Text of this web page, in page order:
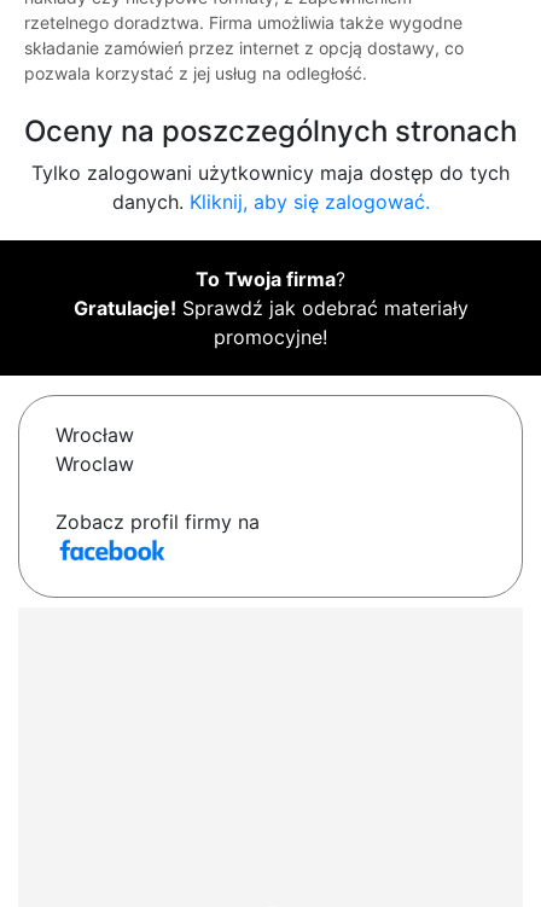
rzetelnego doradztwa. Firma umożliwia także wygodne
składanie zamówień przez internet z opcją dostawy, co
pozwala korzystać z jej usług na odległość.
Oceny na poszczególnych stronach
Tylko zalogowani użytkownicy maja dostęp do tych
danych. Kliknij, aby się zalogować.
To Twoja firma?
Gratulacje! Sprawdź jak odebrać materiały
promocyjne!
Wrocław
Wroclaw
Zobacz profil firmy na